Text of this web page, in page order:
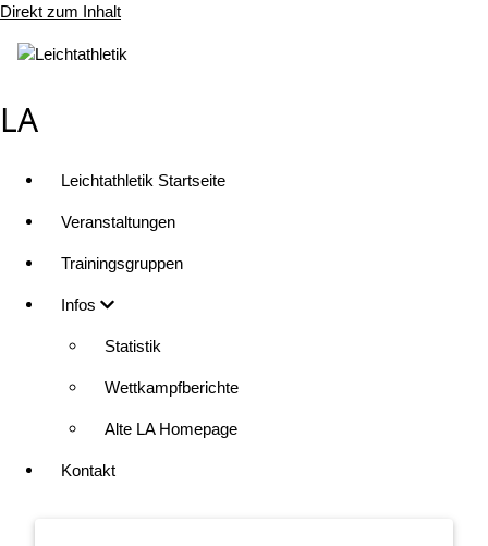
Direkt zum Inhalt
LA
Leichtathletik Startseite
Veranstaltungen
Trainingsgruppen
Infos
Statistik
Wettkampfberichte
Alte LA Homepage
Kontakt